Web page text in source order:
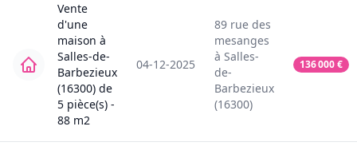
Vente
d'une
maison à
Salles-de-
Barbezieux
(16300) de
5 pièce(s) -
88 m2
04-12-2025
89 rue des
mesanges
à Salles-
de-
Barbezieux
(16300)
136 000€